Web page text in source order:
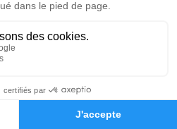
Hommages
à 15h30
Changé de Chenillé-